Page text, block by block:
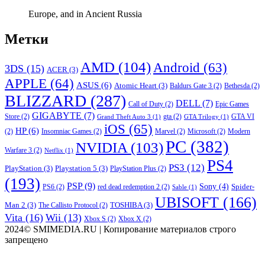
Europe, and in Ancient Russia
Метки
3DS (15) ACER (3) AMD (104) Android (63)
APPLE (64) ASUS (6) Atomic Heart (3) Baldurs Gate 3 (2) Bethesda (2)
BLIZZARD (287) Call of Duty (2) DELL (7) Epic Games
Store (2) GIGABYTE (7) Grand Theft Auto 3 (1) gta (2) GTA Trilogy (1) GTA VI
(2) HP(6) Insomniac Games (2) iOS (65) Marvel (2) Microsoft (2) Modern
Warfare 3 (2) Netflix (1) NVIDIA (103)PC (382)
PlayStation (3) Playstation 5 (3) PlayStation Plus (2) PS3 (12) PS4
(193) PS6 (2) PSP(9) red dead redemption 2 (2) Sable (1) Sony (4) Spider-
Man 2 (3) The Callisto Protocol (2) TOSHIBA (3) UBISOFT (166)
Vita (16) Wii (13) Xbox S (2) Xbox X (2)
2024© SMIMEDIA.RU | Копирование материалов строго
запрещено